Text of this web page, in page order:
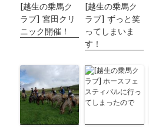
[越生の乗馬ク
ラブ] 宮田クリ
ニック開催！
[越生の乗馬ク
ラブ] ずっと笑
ってしまいま
す！